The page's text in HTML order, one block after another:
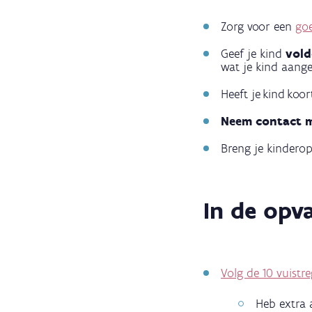
melding
een
besmettelijke
ziekte?
Zorg voor een
Geef je kind
wat je kind
Heeft je kind
Neem contact
Breng je
In de
Volg de 10
Heb extra